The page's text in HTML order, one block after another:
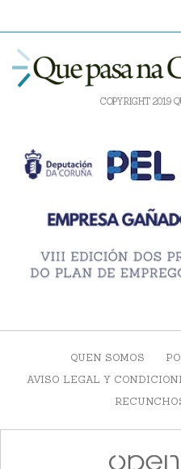
COPYRIGHT 2019
QUEN SOMOS
AVISO LEGAL Y